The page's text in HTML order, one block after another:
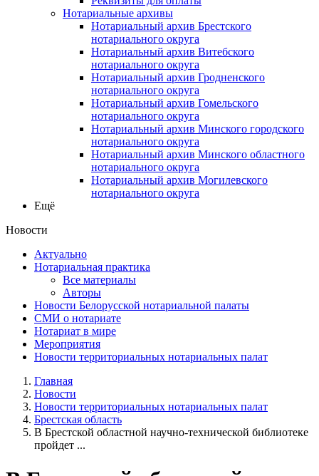
Нотариальные архивы
Нотариальный архив Брестского
нотариального округа
Нотариальный архив Витебского
нотариального округа
Нотариальный архив Гродненского
нотариального округа
Нотариальный архив Гомельского
нотариального округа
Нотариальный архив Минского городского
нотариального округа
Нотариальный архив Минского областного
нотариального округа
Нотариальный архив Могилевского
нотариального округа
Ещё
Новости
Актуально
Нотариальная практика
Все материалы
Авторы
Новости Белорусской нотариальной палаты
СМИ о нотариате
Нотариат в мире
Мероприятия
Новости территориальных нотариальных палат
Главная
Новости
Новости территориальных нотариальных палат
Брестская область
В Брестской областной научно-технической библиотеке
пройдет ...